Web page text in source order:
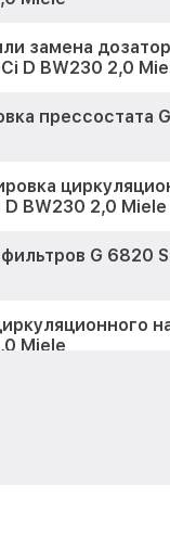
замена
D BW230 2,0
прессостата
BW230 2,0 Miele
G 6820
Miele